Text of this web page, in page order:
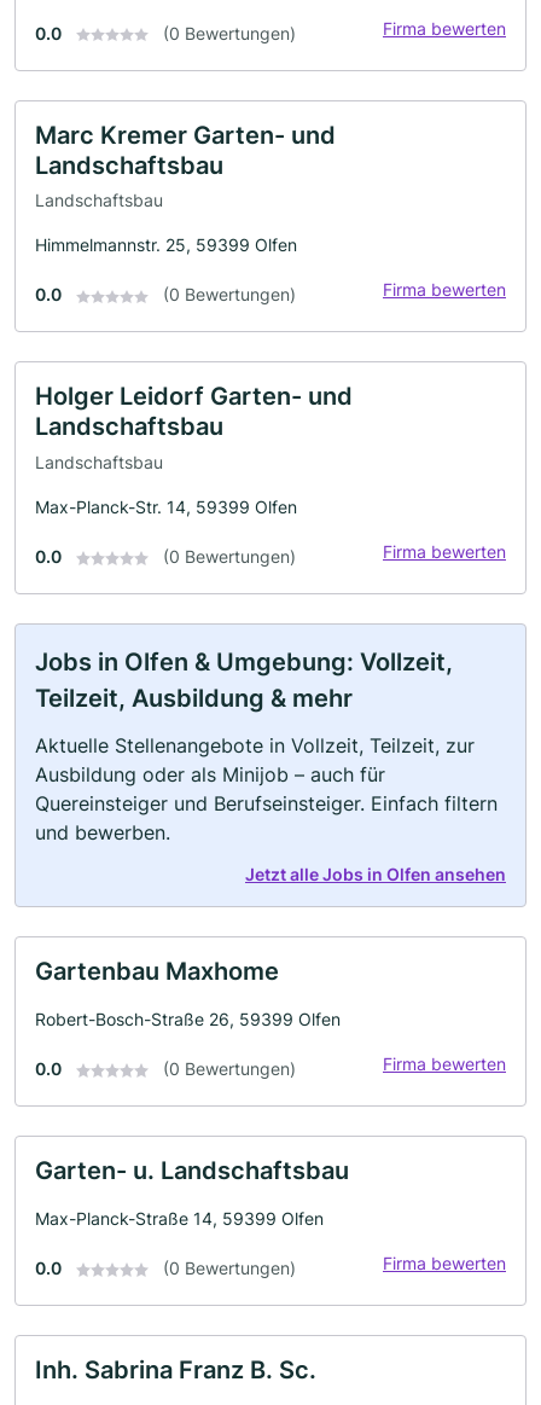
0.0 (0 Bewertungen) Firma bewerten
Marc Kremer Garten- und
Landschaftsbau
Landschaftsbau
Himmelmannstr. 25, 59399 Olfen
0.0 (0 Bewertungen) Firma bewerten
Holger Leidorf Garten- und
Landschaftsbau
Landschaftsbau
Max-Planck-Str. 14, 59399 Olfen
0.0 (0 Bewertungen) Firma bewerten
Jobs in Olfen & Umgebung: Vollzeit,
Teilzeit, Ausbildung & mehr
Aktuelle Stellenangebote in Vollzeit, Teilzeit, zur
Ausbildung oder als Minijob – auch für
Quereinsteiger und Berufseinsteiger. Einfach filtern
und bewerben.
Jetzt alle Jobs in Olfen ansehen
Gartenbau Maxhome
Robert-Bosch-Straße 26, 59399 Olfen
0.0 (0 Bewertungen) Firma bewerten
Garten- u. Landschaftsbau
Max-Planck-Straße 14, 59399 Olfen
0.0 (0 Bewertungen) Firma bewerten
Inh. Sabrina Franz B. Sc.